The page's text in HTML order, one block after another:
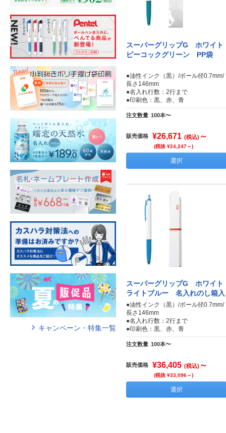
スーパーグリップG ホワイト
ピーコックグリーン PP袋
●油性インク（黒）/ボール径0.7mm/
長さ146mm
●名入れ行数：2行まで
●印刷色：黒、赤、青
注文数量 100本〜
販売価格 ¥26,671 (税込) ～
(税抜 ¥24,247～)
選択
スーパーグリップG ホワイト
ライトブルー 名入れのし箱入
●油性インク（黒）/ボール径0.7mm/
長さ146mm
●名入れ行数：2行まで
●印刷色：黒、赤、青
注文数量 100本〜
販売価格 ¥36,405 (税込) ～
(税抜 ¥33,096～)
選択
キャンペーン・特集一覧